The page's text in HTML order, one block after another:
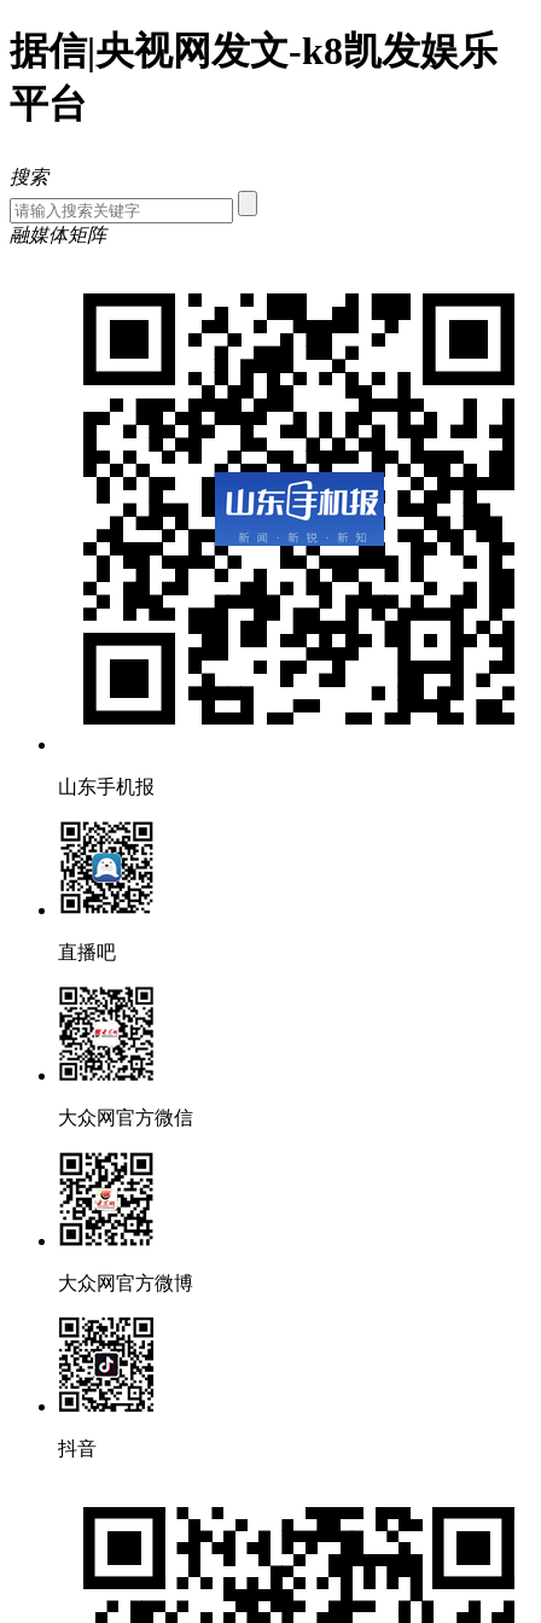
据信|央视网发文-k8凯发娱乐
平台
搜索
融媒体矩阵
山东手机报
直播吧
大众网官方微信
大众网官方微博
抖音